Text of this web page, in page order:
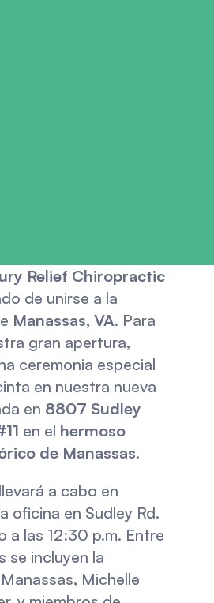
Relief Chiropractic
de unirse a la
Manassas, VA. Para
gran apertura,
ceremonia especial
en nuestra nueva
en 8807 Sudley
en el hermoso
de Manassas.
a cabo en
oficina en Sudley Rd.
a las 12:30 p.m. Entre
se incluyen la
Michelle